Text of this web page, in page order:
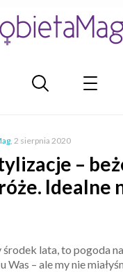
, 2 sierpnia 2020
–
Idealne
środek lata, to pogoda
Was – ale my nie